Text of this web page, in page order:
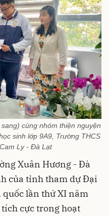
cùng nhóm thiện nguyện
sinh lớp 9A9, Trường THCS
Ly - Đà Lạt
Xuân Hương - Đà
của tỉnh tham dự Đại
lần thứ XI năm
cực trong hoạt